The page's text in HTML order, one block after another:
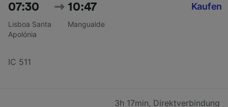
07:30
Lisboa Santa
Apolónia
10:47
Mangualde
IC 511
Kaufen
3h 17min, Direktverbindung